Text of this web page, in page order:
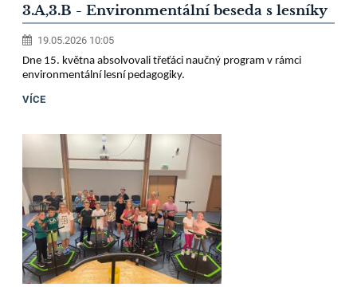
3.A,3.B - Environmentální beseda s lesníky
19.05.2026 10:05
Dne 15. května absolvovali třeťáci naučný program v rámci
environmentální lesní pedagogiky.
VÍCE